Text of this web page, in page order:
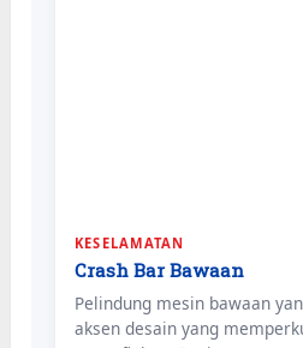
KESELAMATAN
Crash Bar Bawaan
Pelindung mesin bawaan
aksen desain yang